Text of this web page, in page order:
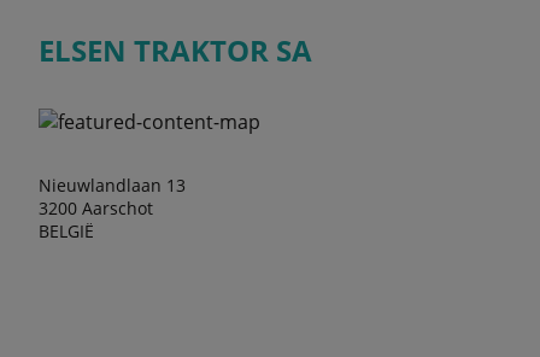
ELSEN TRAKTOR SA
Nieuwlandlaan 13
3200 Aarschot
BELGIË